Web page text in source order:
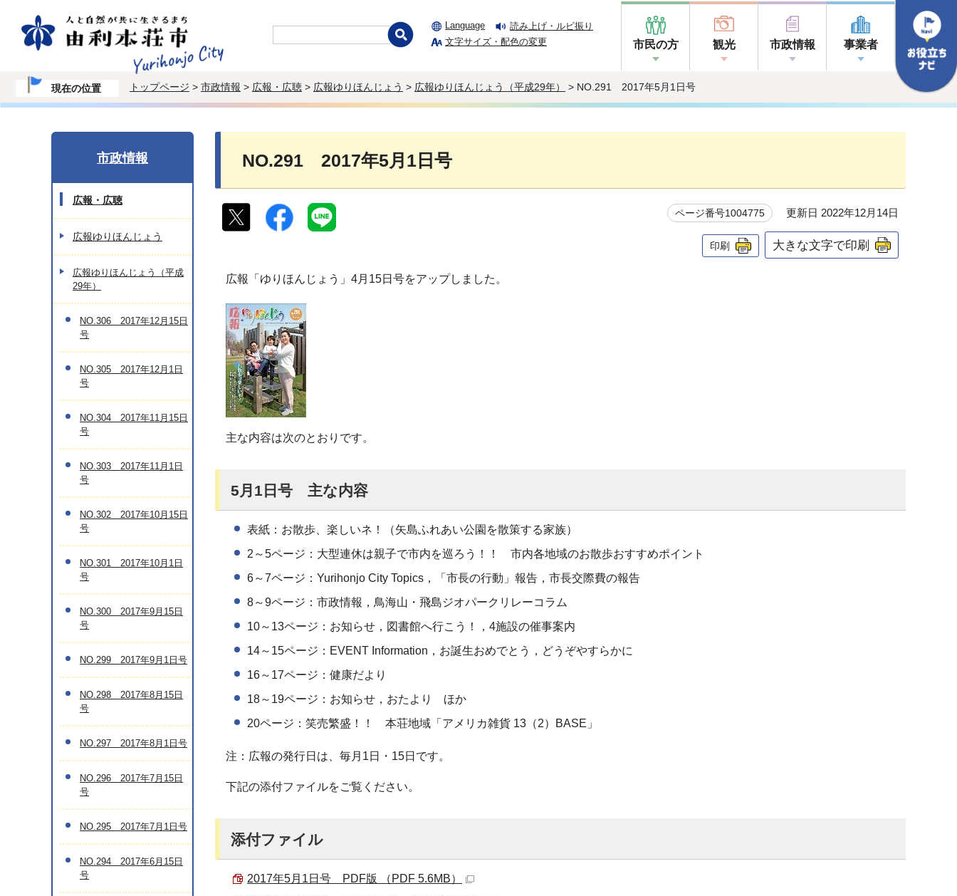
Language
読み上げ・ルビ振り
文字サイズ・配色の変更
市民の方 観光 市政情報 事業者
現在の位置 トップページ > 市政情報 > 広報・広聴 > 広報ゆりほんじょう > 広報ゆりほんじょう（平成29年） > NO.291 2017年5月1日号
NO.291 2017年5月1日号
ページ番号1004775 更新日 2022年12月14日
印刷 大きな文字で印刷
広報「ゆりほんじょう」4月15日号をアップしました。
主な内容は次のとおりです。
5月1日号 主な内容
表紙：お散歩、楽しいネ！（矢島ふれあい公園を散策する家族）
2～5ページ：大型連休は親子で市内を巡ろう！！ 市内各地域のお散歩おすすめポイント
6～7ページ：Yurihonjo City Topics，「市長の行動」報告，市長交際費の報告
8～9ページ：市政情報，鳥海山・飛島ジオパークリレーコラム
10～13ページ：お知らせ，図書館へ行こう！，4施設の催事案内
14～15ページ：EVENT Information，お誕生おめでとう，どうぞやすらかに
16～17ページ：健康だより
18～19ページ：お知らせ，おたより ほか
20ページ：笑売繁盛！！ 本荘地域「アメリカ雑貨 13（2）BASE」
注：広報の発行日は、毎月1日・15日です。
下記の添付ファイルをご覧ください。
添付ファイル
2017年5月1日号 PDF版 （PDF 5.6MB）
市政情報
広報・広聴
広報ゆりほんじょう
広報ゆりほんじょう（平成
29年）
NO.306 2017年12月15日
号
NO.305 2017年12月1日
号
NO.304 2017年11月15日
号
NO.303 2017年11月1日
号
NO.302 2017年10月15日
号
NO.301 2017年10月1日
号
NO.300 2017年9月15日
号
NO.299 2017年9月1日号
NO.298 2017年8月15日
号
NO.297 2017年8月1日号
NO.296 2017年7月15日
号
NO.295 2017年7月1日号
NO.294 2017年6月15日
号